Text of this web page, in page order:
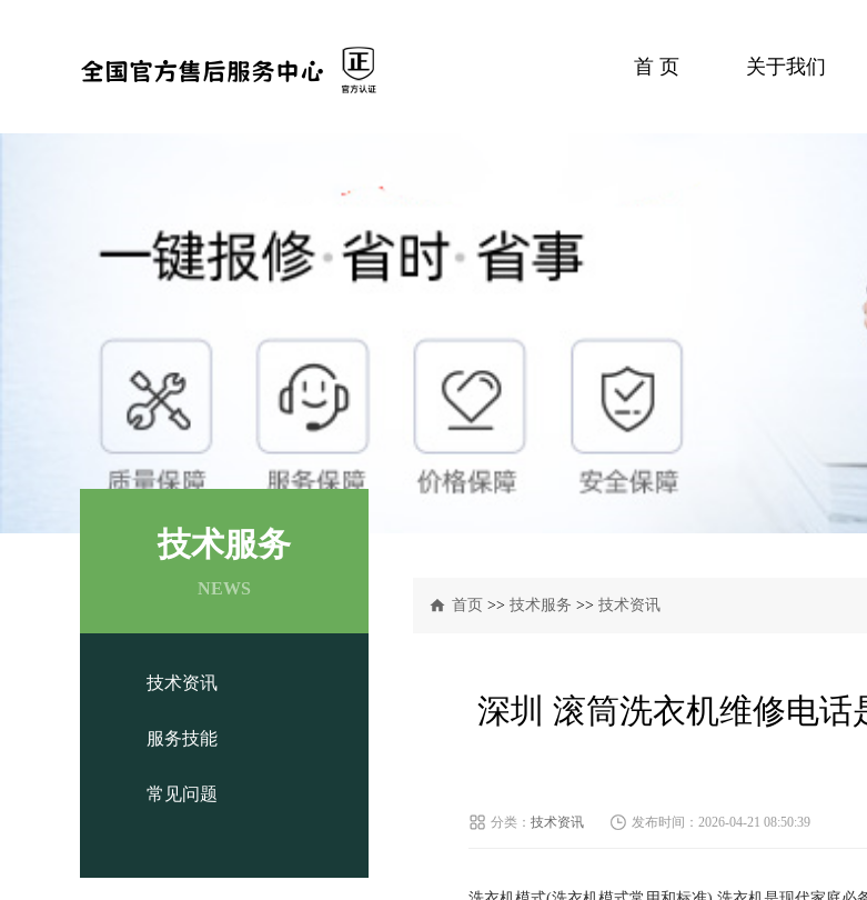
首 页 关于我们
技术服务
NEWS
技术资讯
服务技能
常见问题
首页 >> 技术服务 >> 技术资讯
深圳 滚筒洗衣机维修电话
分类： 技术资讯 发布时间：2026-04-21 08:50:39